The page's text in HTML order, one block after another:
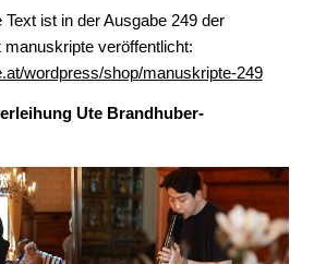
ist in der Ausgabe 249 der
manuskripte veröffentlicht:
wordpress/shop/manuskripte-249
Ute Brandhuber-